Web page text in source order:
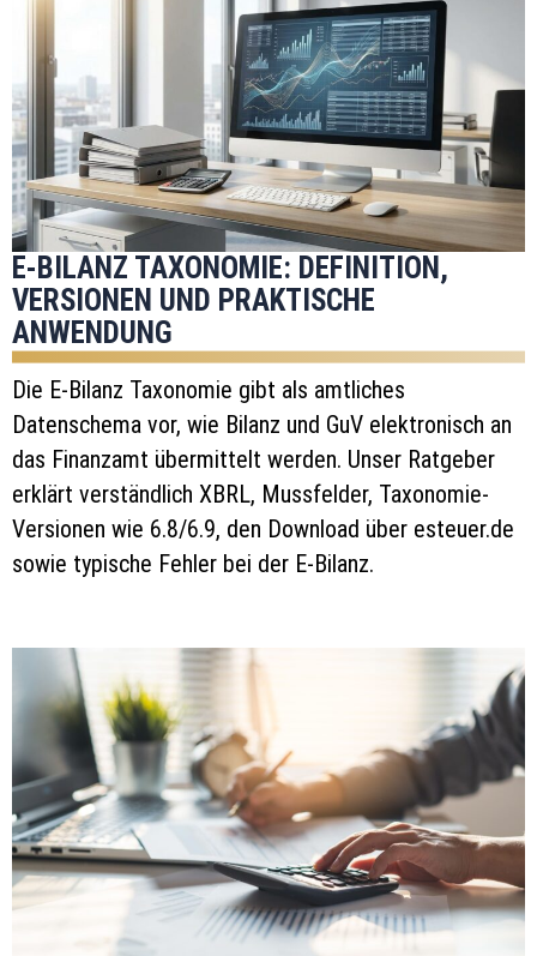
E-BILANZ TAXONOMIE: DEFINITION,
VERSIONEN UND PRAKTISCHE
ANWENDUNG
Die E-Bilanz Taxonomie gibt als amtliches
Datenschema vor, wie Bilanz und GuV elektronisch an
das Finanzamt übermittelt werden. Unser Ratgeber
erklärt verständlich XBRL, Mussfelder, Taxonomie-
Versionen wie 6.8/6.9, den Download über esteuer.de
sowie typische Fehler bei der E-Bilanz.